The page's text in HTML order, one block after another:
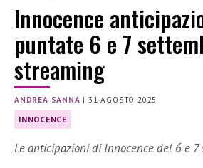
Innocence
puntate 6 e 7
streaming
ANDREA SANNA |31 AGOSTO 2025
INNOCENCE
Le anticipazioni di Innocence del 6 e 7